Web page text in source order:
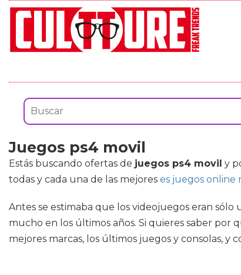
Juegos ps4 movil
Estás buscando ofertas de juegos ps4 movil y
todas y cada una de las mejores es juegos online
Antes se estimaba que los videojuegos eran
mucho en los últimos años. Si quieres saber por
mejores marcas, los últimos juegos y consolas,